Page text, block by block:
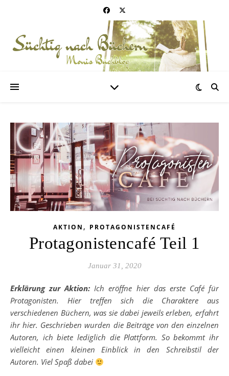
AKTION , PROTAGONISTENCAFÉ
Protagonistencafé Teil 1
Januar 31, 2020
Erklärung zur Aktion: Ich eröffne hier das erste Café für
Protagonisten. Hier treffen sich die Charaktere aus
verschiedenen Büchern, was sie dabei jeweils erleben, erfahrt
ihr hier. Geschrieben wurden die Beiträge von den einzelnen
Autoren, ich biete lediglich die Plattform. So bekommt ihr
vielleicht einen kleinen Einblick in den Schreibstil der
Autoren. Viel Spaß dabei